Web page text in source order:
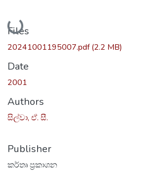
Loading...
Files
20241001195007.pdf(2.2 MB)
Date
2001
Authors
සිල්වා, ඒ. සී.
Publisher
කර්තෘ ප්‍රකාශන